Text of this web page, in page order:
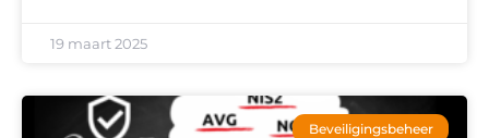
19 maart 2025
Beveiligingsbeheer